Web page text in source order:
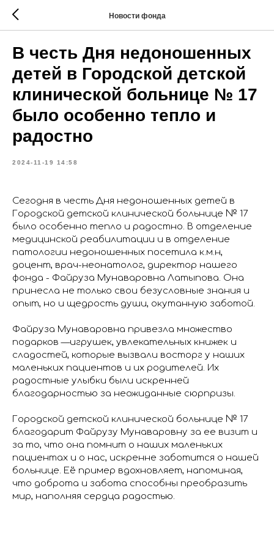
Новости фонда
В честь Дня недоношенных
детей в Городской детской
клинической больнице № 17
было особенно тепло и
радостно
2024-11-19 14:58
Сегодня в честь Дня недоношенных детей в
Городской детской клинической больнице № 17
было особенно тепло и радостно. В отделение
медицинской реабилитации и в отделение
патологии недоношенных посетила к.м.н,
доцент, врач-неонатолог, директор нашего
фонда - Файруза Мунаваровна Латыпова. Она
принесла не только свои безусловные знания и
опыт, но и щедрость души, окутанную заботой.
Файруза Мунаваровна привезла множество
подарков —игрушек, увлекательных книжек и
сладостей, которые вызвали восторг у наших
маленьких пациентов и их родителей. Их
радостные улыбки были искренней
благодарностью за неожиданные сюрпризы.
Городской детской клинической больнице № 17
благодарит Файрузу Мунаваровну за ее визит и
за то, что она помнит о наших маленьких
пациентах и о нас, искренне заботится о нашей
больнице. Её пример вдохновляет, напоминая,
что доброта и забота способны преобразить
мир, наполняя сердца радостью.